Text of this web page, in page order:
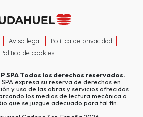
Aviso legal
Política de privacidad
Política de cookies
SPATodos los derechos reservados.
SPA expresa su reserva de derechos en
y uso de las obras y servicios ofrecidos
los medios de lectura mecánica o
que se juzgue adecuado para tal fin.